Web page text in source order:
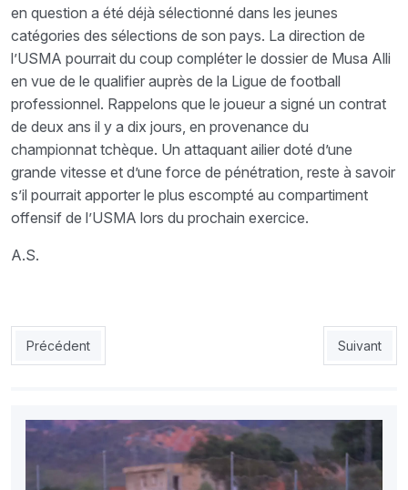
en question a été déjà sélectionné dans les jeunes
catégories des sélections de son pays. La direction de
l’USMA pourrait du coup compléter le dossier de Musa Alli
en vue de le qualifier auprès de la Ligue de football
professionnel. Rappelons que le joueur a signé un contrat
de deux ans il y a dix jours, en provenance du
championnat tchèque. Un attaquant ailier doté d’une
grande vitesse et d’une force de pénétration, reste à savoir
s’il pourrait apporter le plus escompté au compartiment
offensif de l’USMA lors du prochain exercice.
A.S.
Article précédent : MCA : Bouras demande 48h de réflexion
Précédent Article
Suivant